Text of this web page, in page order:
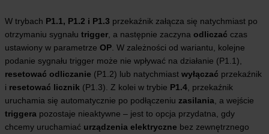
W trybach P1.1, P1.2 i P1.3 przekaźnik załącza się natychmiast po
otrzymaniu sygnału trigger , a następnie zaczyna odliczać czas
ustawiony w parametrze OP . W zależności od wariantu, kolejne
podanie sygnału trigger może nie wpływać na działanie (P1.1),
resetować odliczanie (P1.2) lub natychmiast wyłączać przekaźnik
i resetować licznik (P1.3). Z kolei w trybie P1.4 , przekaźnik
uruchamia się automatycznie po podłączeniu zasilania , a wejście
triggera pozostaje nieaktywne – jest to opcja przydatna, gdy
chcemy uruchamiać urządzenia elektryczne bez zewnętrznego